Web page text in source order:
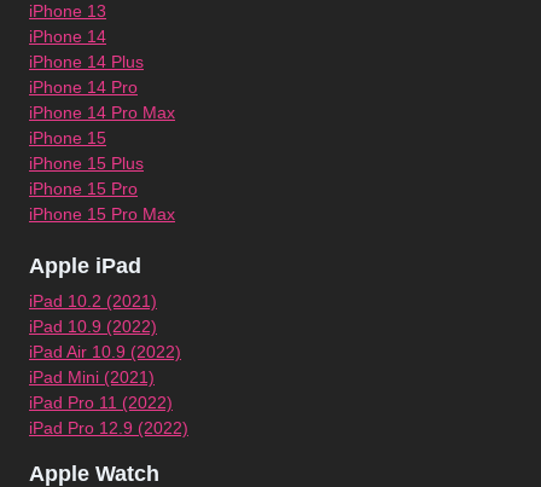
iPhone 13
iPhone 14
iPhone 14 Plus
iPhone 14 Pro
iPhone 14 Pro Max
iPhone 15
iPhone 15 Plus
iPhone 15 Pro
iPhone 15 Pro Max
Apple iPad
iPad 10.2 (2021)
iPad 10.9 (2022)
iPad Air 10.9 (2022)
iPad Mini (2021)
iPad Pro 11 (2022)
iPad Pro 12.9 (2022)
Apple Watch